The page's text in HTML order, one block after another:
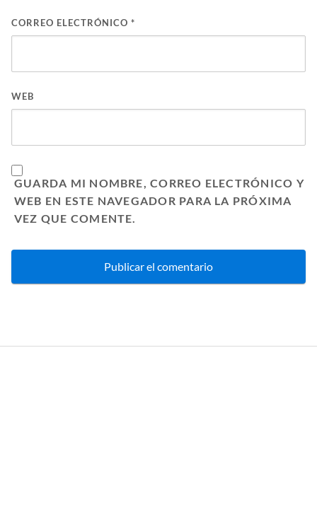
CORREO ELECTRÓNICO *
WEB
GUARDA MI NOMBRE, CORREO ELECTRÓNICO Y
WEB EN ESTE NAVEGADOR PARA LA PRÓXIMA
VEZ QUE COMENTE.